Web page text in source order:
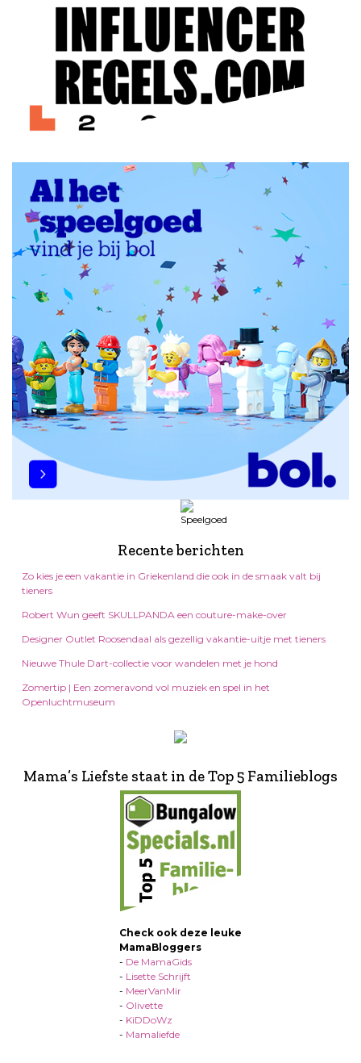
Recente berichten
Zo kies je een vakantie in Griekenland die ook in de smaak valt bij
tieners
Robert Wun geeft SKULLPANDA een couture-make-over
Designer Outlet Roosendaal als gezellig vakantie-uitje met tieners
Nieuwe Thule Dart-collectie voor wandelen met je hond
Zomertip | Een zomeravond vol muziek en spel in het
Openluchtmuseum
Mama’s Liefste staat in de Top 5 Familieblogs
Check ook deze leuke
MamaBloggers
- De MamaGids
- Lisette Schrijft
- MeerVanMir
- Olivette
- KiDDoWz
- Mamaliefde